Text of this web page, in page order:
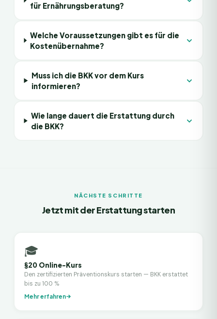
für Ernährungsberatung?
Welche Voraussetzungen gibt es für die
Kostenübernahme?
Muss ich die BKK vor dem Kurs
informieren?
Wie lange dauert die Erstattung durch
die BKK?
NÄCHSTE SCHRITTE
Jetzt mit der Erstattung starten
🎓
§20 Online-Kurs
Den zertifizierten Präventionskurs starten — BKK erstattet
bis zu 100 %
Mehr erfahren